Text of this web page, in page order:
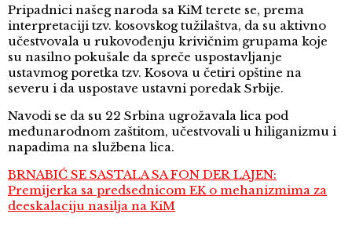
Pripadnici našeg naroda sa KiM terete se, prema
interpretaciji tzv. kosovskog tužilaštva, da su aktivno
učestvovala u rukovođenju krivičnim grupama koje
su nasilno pokušale da spreče uspostavljanje
ustavmog poretka tzv. Kosova u četiri opštine na
severu i da uspostave ustavni poredak Srbije.
Navodi se da su 22 Srbina ugrožavala lica pod
međunarodnom zaštitom, učestvovali u hiliganizmu i
napadima na službena lica.
BRNABIĆ SE SASTALA SA FON DER LAJEN:
Premijerka sa predsednicom EK o mehanizmima za
deeskalaciju nasilja na KiM